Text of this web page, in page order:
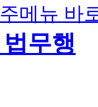
주메뉴 바